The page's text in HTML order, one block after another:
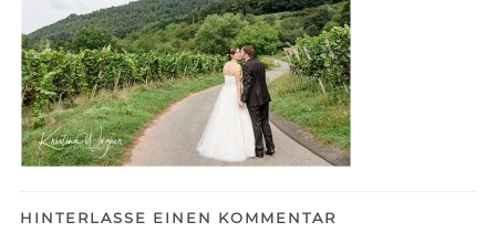
HINTERLASSE EINEN KOMMENTAR